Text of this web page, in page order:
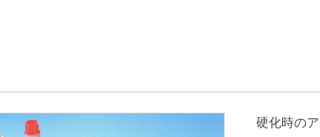
硬化時の